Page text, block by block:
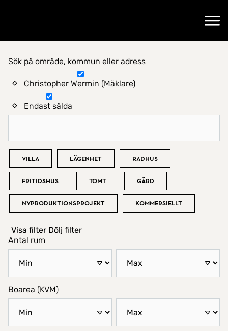
Hitta hem
Sök på område, kommun eller adress
Christopher Wermin (Mäklare)
Endast sålda
Bostadstyp
Villa Lägenhet Radhus
Fritidshus Tomt Gård
Nyproduktionsprojekt Kommersiellt
Visa filter Dölj filter
Antal rum
Boarea (KVM)